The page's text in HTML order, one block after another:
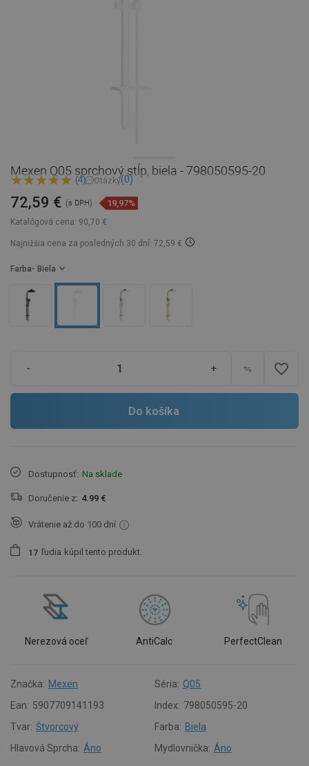
Mexen Q05 sprchový stĺp, biela - 798050595-20
(4) Otázky(0)
Katalógová cena: 90,70 €
72,59 € (s DPH) 19,97%
Najnižšia cena za posledných 30 dní: 72,59 €
Farba - Biela
- + favorite_border
Do košíka
Dostupnosť: Na sklade
Doručenie z: 4.99 €
Vrátenie až do 100 dní
1 7 ľudia kúpil tento produkt.
Nerezová oceľ AntiCalc PerfectClean
Značka: Mexen Séria: Q05
Ean: 5907709141193 Index: 798050595-20
Tvar: Štvorcový Farba: Biela
Hlavová Sprcha: Áno Mydlovnička: Áno